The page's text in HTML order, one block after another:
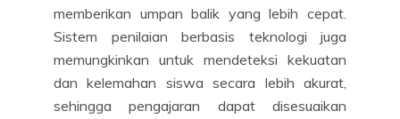
memberikan umpan balik yang lebih cepat.
Sistem penilaian berbasis teknologi juga
memungkinkan untuk mendeteksi kekuatan
dan kelemahan siswa secara lebih akurat,
sehingga pengajaran dapat disesuaikan